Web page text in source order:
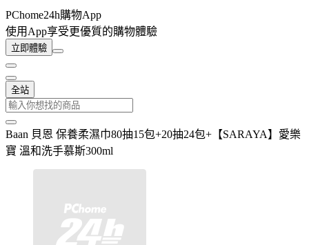
PChome24h購物App
使用App享受更優質的購物體驗
立即體驗
全站
Baan 貝恩 保養柔濕巾80抽15包+20抽24包+【SARAYA】愛樂
寶 溫和洗手慕斯300ml